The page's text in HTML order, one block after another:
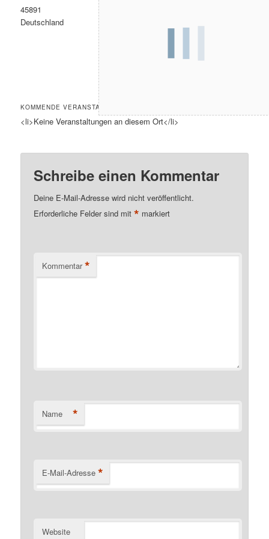
45891
Deutschland
KOMMENDE VERANSTALTUNGEN
<li>Keine Veranstaltungen an diesem Ort</li>
Schreibe einen Kommentar
Deine E-Mail-Adresse wird nicht veröffentlicht.
Erforderliche Felder sind mit* markiert
Kommentar *
Name *
E-Mail-Adresse *
Website